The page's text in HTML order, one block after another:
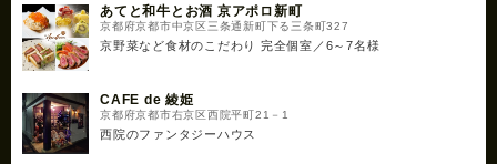
あてと和牛とお酒 京アポロ新町
京都府京都市中京区三条通新町下る三条町327
京野菜など食材のこだわり 完全個室／6～7名様
CAFE de 綾姫
京都府京都市右京区西院平町21－1
西院のファンタジーハウス